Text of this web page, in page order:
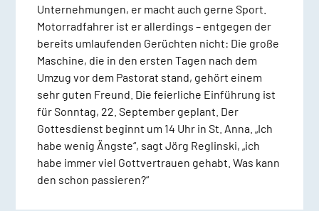
Unternehmungen, er macht auch gerne Sport.
Motorradfahrer ist er allerdings – entgegen der
bereits umlaufenden Gerüchten nicht: Die große
Maschine, die in den ersten Tagen nach dem
Umzug vor dem Pastorat stand, gehört einem
sehr guten Freund. Die feierliche Einführung ist
für Sonntag, 22. September geplant. Der
Gottesdienst beginnt um 14 Uhr in St. Anna. „Ich
habe wenig Ängste“, sagt Jörg Reglinski, „ich
habe immer viel Gottvertrauen gehabt. Was kann
den schon passieren?“